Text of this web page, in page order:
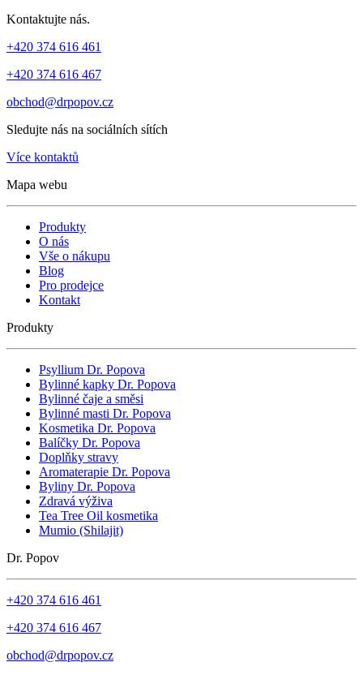
Kontaktujte nás.
+420 374 616 461
+420 374 616 467
obchod@drpopov.cz
Sledujte nás na sociálních sítích
Více kontaktů
Mapa webu
Produkty
O nás
Vše o nákupu
Blog
Pro prodejce
Kontakt
Produkty
Psyllium Dr. Popova
Bylinné kapky Dr. Popova
Bylinné čaje a směsi
Bylinné masti Dr. Popova
Kosmetika Dr. Popova
Balíčky Dr. Popova
Doplňky stravy
Aromaterapie Dr. Popova
Byliny Dr. Popova
Zdravá výživa
Tea Tree Oil kosmetika
Mumio (Shilajit)
Dr. Popov
+420 374 616 461
+420 374 616 467
obchod@drpopov.cz